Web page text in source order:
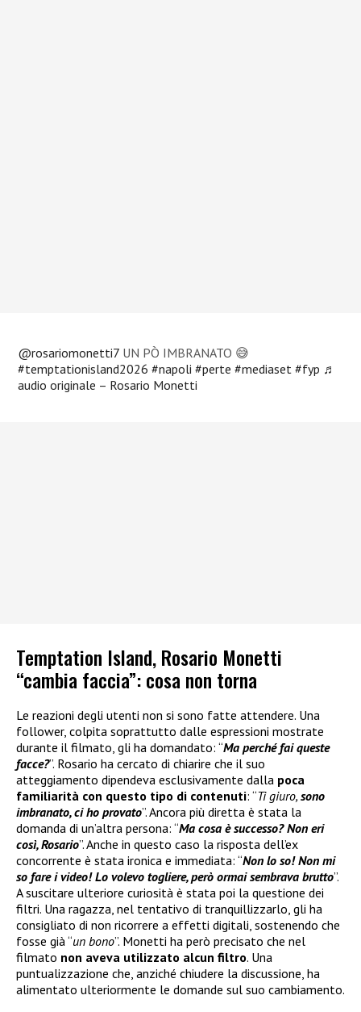
@rosariomonetti7 UN PÒ IMBRANATO 😅
#temptationisland2026 #napoli #perte #mediaset #fyp ♬
audio originale – Rosario Monetti
Temptation Island, Rosario Monetti
“cambia faccia”: cosa non torna
Le reazioni degli utenti non si sono fatte attendere. Una
follower, colpita soprattutto dalle espressioni mostrate
durante il filmato, gli ha domandato: “Ma perché fai queste
facce?”. Rosario ha cercato di chiarire che il suo
atteggiamento dipendeva esclusivamente dalla poca
familiarità con questo tipo di contenuti: “Ti giuro, sono
imbranato, ci ho provato”. Ancora più diretta è stata la
domanda di un’altra persona: “Ma cosa è successo? Non eri
così, Rosario”. Anche in questo caso la risposta dell’ex
concorrente è stata ironica e immediata: “Non lo so! Non mi
so fare i video! Lo volevo togliere, però ormai sembrava brutto”.
A suscitare ulteriore curiosità è stata poi la questione dei
filtri. Una ragazza, nel tentativo di tranquillizzarlo, gli ha
consigliato di non ricorrere a effetti digitali, sostenendo che
fosse già “un bono”. Monetti ha però precisato che nel
filmato non aveva utilizzato alcun filtro. Una
puntualizzazione che, anziché chiudere la discussione, ha
alimentato ulteriormente le domande sul suo cambiamento.